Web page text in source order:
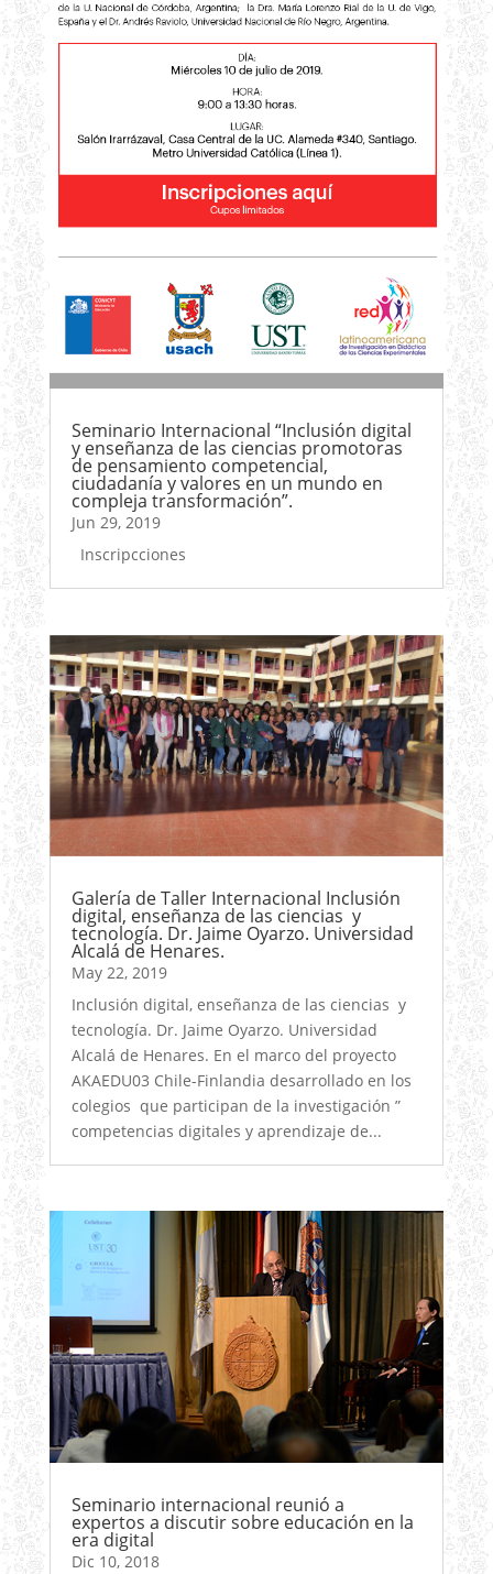
Seminario Internacional “Inclusión digital
y enseñanza de las ciencias promotoras
de pensamiento competencial,
ciudadanía y valores en un mundo en
compleja transformación”.
Jun 29, 2019
Inscripcciones
Galería de Taller Internacional Inclusión
digital, enseñanza de las ciencias y
tecnología. Dr. Jaime Oyarzo. Universidad
Alcalá de Henares.
May 22, 2019
Inclusión digital, enseñanza de las ciencias y
tecnología. Dr. Jaime Oyarzo. Universidad
Alcalá de Henares. En el marco del proyecto
AKAEDU03 Chile-Finlandia desarrollado en los
colegios que participan de la investigación ”
competencias digitales y aprendizaje de...
Seminario internacional reunió a
expertos a discutir sobre educación en la
era digital
Dic 10, 2018